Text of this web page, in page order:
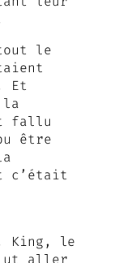
le
Et
la
fallu
être
c’était
King, le
aller